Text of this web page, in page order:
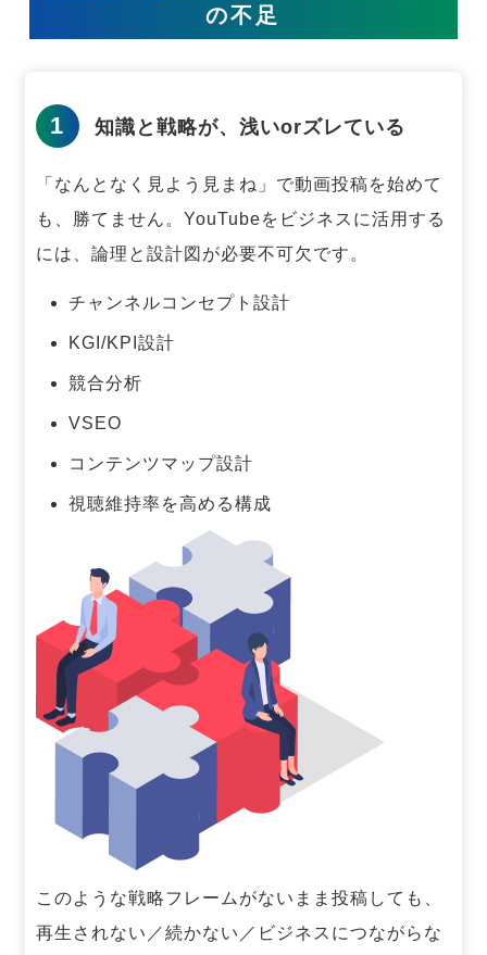
の不足
1 知識と戦略が、浅いorズレている
「なんとなく見よう見まね」で動画投稿を始めて
も、勝てません。 YouTubeをビジネスに活用する
には、論理と設計図が必要不可欠です。
チャンネルコンセプト設計
KGI/KPI設計
競合分析
VSEO
コンテンツマップ設計
視聴維持率を高める構成
このような戦略フレームがないまま投稿しても、
再生されない／続かない／ビジネスにつながらな